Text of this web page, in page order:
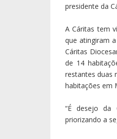
presidente da
A Cáritas tem
que atingiram
Cáritas
de 14
restantes duas
habitações em
“É desejo da
priorizando a